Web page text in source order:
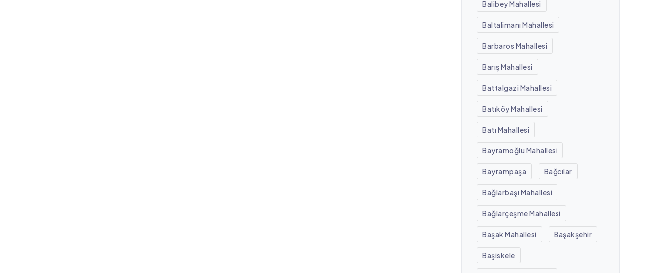
Balibey Mahallesi
Baltalimanı Mahallesi
Barbaros Mahallesi
Barış Mahallesi
Battalgazi Mahallesi
Batıköy Mahallesi
Batı Mahallesi
Bayramoğlu Mahallesi
Bayrampaşa Bağcılar
Bağlarbaşı Mahallesi
Bağlarçeşme Mahallesi
Başak Mahallesi Başakşehir
Başiskele